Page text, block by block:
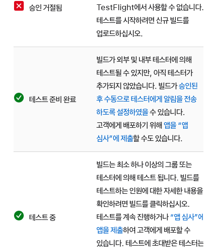
승인 거절됨
TestFlight에서 사용할 수 없습니다.
테스트를 시작하려면 신규 빌드를
업로드하십시오.
테스트 준비 완료
빌드가 외부 및 내부 테스터에 의해
테스트될 수 있지만, 아직 테스터가
추가되지 않았습니다. 빌드가승인된
후 수동으로 테스터에게 알림을 전송
하도록 설정하였을수 있습니다.
고객에게 배포하기 위해 앱을 “앱
심사”에 제출할 수도 있습니다.
테스트 중
빌드는 최소 하나 이상의 그룹 또는
테스터에 의해 테스트 됩니다. 빌드를
테스트하는 인원에 대한 자세한 내용을
확인하려면 빌드를 클릭하십시오.
테스트를 계속 진행하거나“앱 심사”에
앱을 제출하여 고객에게 배포할 수
있습니다. 테스트에 초대받은 테스터는